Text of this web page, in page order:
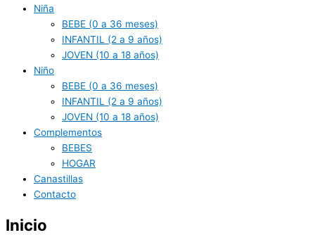
Niña
BEBE (0 a 36 meses)
INFANTIL (2 a 9 años)
JOVEN (10 a 18 años)
Niño
BEBE (0 a 36 meses)
INFANTIL (2 a 9 años)
JOVEN (10 a 18 años)
Complementos
BEBES
HOGAR
Canastillas
Contacto
Inicio